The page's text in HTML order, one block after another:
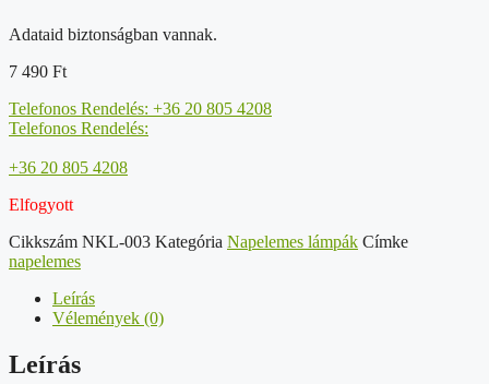
Adataid biztonságban vannak.
7 490 Ft
Telefonos Rendelés: +36 20 805 4208
Telefonos Rendelés:
+36 20 805 4208
Elfogyott
Cikkszám NKL-003 Kategória Napelemes lámpák Címke
napelemes
Leírás
Vélemények (0)
Leírás